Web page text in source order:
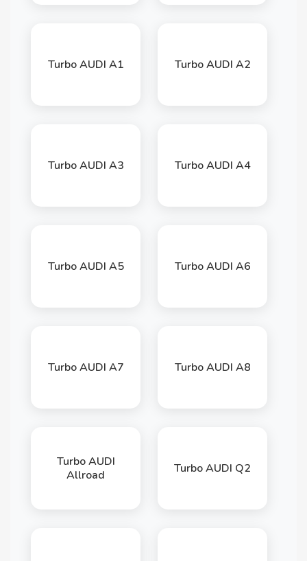
Turbo AUDI A1 Turbo AUDI A2
Turbo AUDI A3 Turbo AUDI A4
Turbo AUDI A5 Turbo AUDI A6
Turbo AUDI A7 Turbo AUDI A8
Turbo AUDI
Allroad
Turbo AUDI Q2